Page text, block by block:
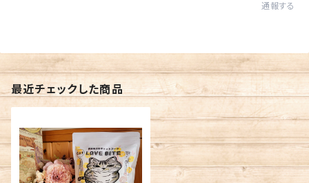
通報する
最近チェックした商品